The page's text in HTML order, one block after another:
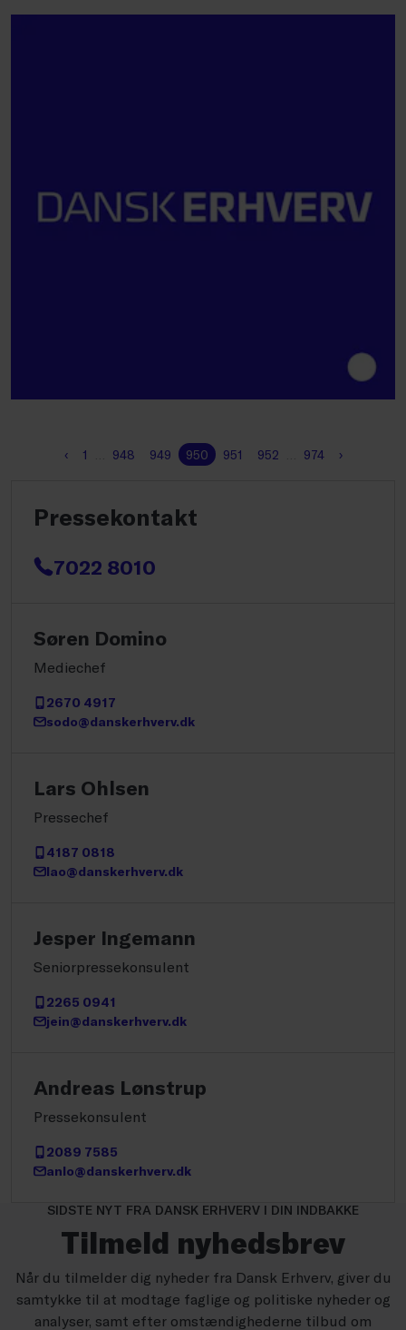
‹ 1 948 949 950 951 952 974 ›
Pressekontakt
7022 8010
Søren Domino
Mediechef
2670 4917
sodo@danskerhverv.dk
Lars Ohlsen
Pressechef
4187 0818
lao@danskerhverv.dk
Jesper Ingemann
Seniorpressekonsulent
2265 0941
jein@danskerhverv.dk
Andreas Lønstrup
Pressekonsulent
2089 7585
anlo@danskerhverv.dk
SIDSTE NYT FRA DANSK ERHVERV I DIN INDBAKKE
Tilmeld nyhedsbrev
Når du tilmelder dig nyheder fra Dansk Erhverv, giver du
samtykke til at modtage faglige og politiske nyheder og
analyser, samt efter omstændighederne tilbud om